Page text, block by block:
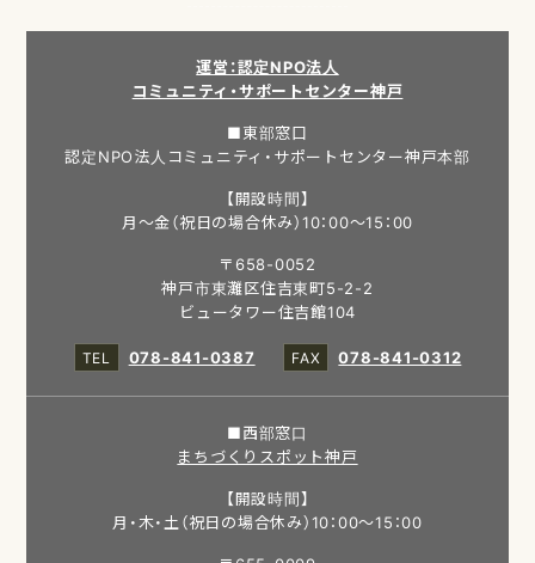
運営：認定NPO法人
コミュニティ・サポートセンター神戸
■東部窓口
認定NPO法人コミュニティ・サポートセンター神戸本部
【開設時間】
月～金（祝日の場合休み）10：00～15：00
〒658-0052
神戸市東灘区住吉東町5-2-2
ビュータワー住吉館104
078-841-0387
078-841-0312
■西部窓口
まちづくりスポット神戸
【開設時間】
月・木・土（祝日の場合休み）10：00～15：00